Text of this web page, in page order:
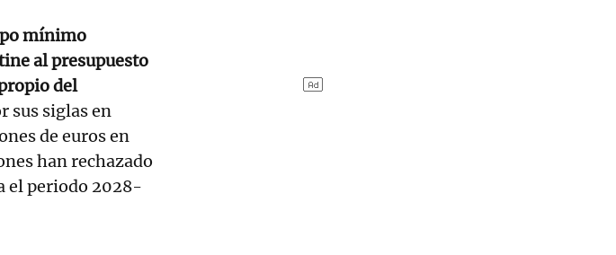
mínimo
al presupuesto
del
sus siglas en
de euros en
han rechazado
el periodo 2028-